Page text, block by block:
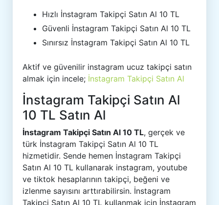
Hızlı İnstagram Takipçi Satın Al 10 TL
Güvenli İnstagram Takipçi Satın Al 10 TL
Sınırsız İnstagram Takipçi Satın Al 10 TL
Aktif ve güvenilir instagram ucuz takipçi satın
almak için incele; İnstagram Takipçi Satın Al
İnstagram Takipçi Satın Al
10 TL Satın Al
İnstagram Takipçi Satın Al 10 TL, gerçek ve
türk İnstagram Takipçi Satın Al 10 TL
hizmetidir. Sende hemen İnstagram Takipçi
Satın Al 10 TL kullanarak instagram, youtube
ve tiktok hesaplarının takipçi, beğeni ve
izlenme sayısını arttırabilirsin. İnstagram
Takipçi Satın Al 10 TL kullanmak için İnstagram